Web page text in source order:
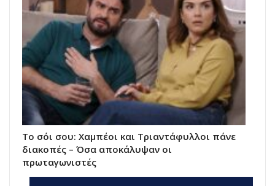
Το σόι σου: Χαμπέοι και Τριαντάφυλλοι πάνε
διακοπές – Όσα αποκάλυψαν οι
πρωταγωνιστές